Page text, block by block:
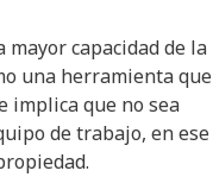
capacidad de la
una herramienta que
implica que no sea
de trabajo, en ese